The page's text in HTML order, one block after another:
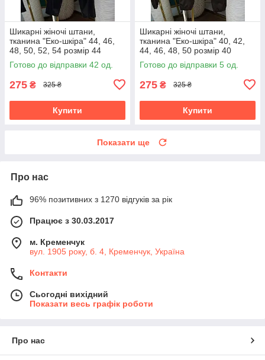
Шикарні жіночі штани,
тканина "Еко-шкіра" 44, 46,
48, 50, 52, 54 розмір 44
Готово до відправки 42 од.
275 ₴ 325 ₴
Купити
Шикарні жіночі штани,
тканина "Еко-шкіра" 40, 42,
44, 46, 48, 50 розмір 40
Готово до відправки 5 од.
275 ₴ 325 ₴
Купити
Показати ще
Про нас
96% позитивних з 1270 відгуків за рік
Працює з 30.03.2017
м. Кременчук
вул. 1905 року, б. 4, Кременчук, Україна
Контакти
Сьогодні вихідний
Показати весь графік роботи
Про нас